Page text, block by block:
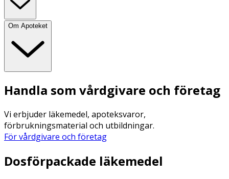
Om Apoteket
Handla som vårdgivare och företag
Vi erbjuder läkemedel, apoteksvaror,
förbrukningsmaterial och utbildningar.
För vårdgivare och företag
Dosförpackade läkemedel